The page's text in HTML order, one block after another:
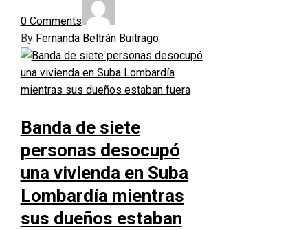
0 Comments
By Fernanda Beltrán Buitrago
Banda de siete
personas desocupó
una vivienda en Suba
Lombardía mientras
sus dueños estaban